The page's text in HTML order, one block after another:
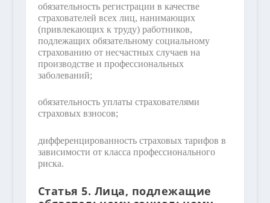
обязательность регистрации в качестве
страхователей всех лиц, нанимающих
(привлекающих к труду) работников,
подлежащих обязательному социальному
страхованию от несчастных случаев на
производстве и профессиональных
заболеваний;
обязательность уплаты страхователями
страховых взносов;
дифференцированность страховых тарифов в
зависимости от класса профессионального
риска.
Статья 5. Лица, подлежащие